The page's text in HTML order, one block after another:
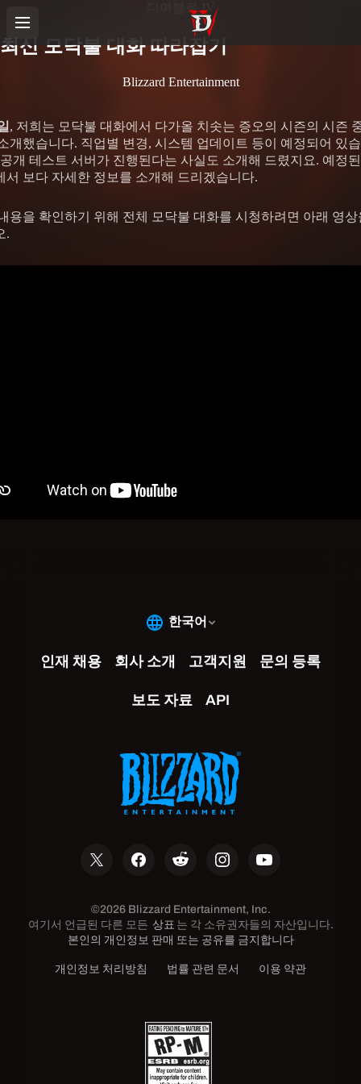
디아블로 IV
최신 모닥불 대화 따라잡기
Blizzard Entertainment
, 저희는 모닥불 대화에서 다가올 치솟는 증오의 시즌의 시즌
개했습니다. 직업별 변경, 시스템 업데이트 등이 예정되어 있
개 테스트 서버가 진행된다는 사실도 소개해 드렸지요. 예정
서 보다 자세한 정보를 소개해 드리겠습니다.
용을 확인하기 위해 전체 모닥불 대화를 시청하려면 아래 영상
.